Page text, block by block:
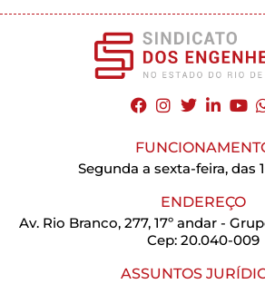
Segunda a sexta-feira, das
ENDEREÇO
Av. Rio Branco, 277, 17º andar -
Cep: 20.040-009
ASSUNTOS